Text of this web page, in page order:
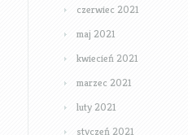
czerwiec 2021
maj 2021
kwiecień 2021
marzec 2021
luty 2021
styczeń 2021